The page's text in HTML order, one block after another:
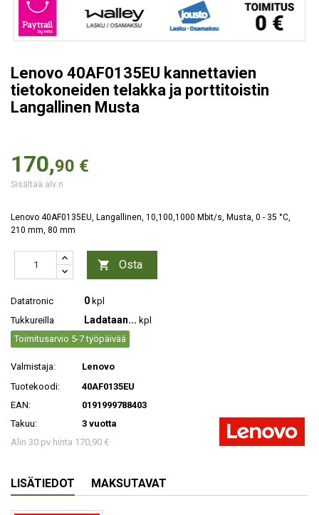
Lenovo 40AF0135EU kannettavien
tietokoneiden telakka ja porttitoistin
Langallinen Musta
170,90 €
Sisältää alv:n
Lenovo 40AF0135EU, Langallinen, 10,100,1000 Mbit/s, Musta, 0 - 35 °C,
210 mm, 80 mm
 Osta
Datatronic 0 kpl
Tukkureilla
Ladataan... kpl
Toimitusarvio 5-7 työpäivää
Valmistaja:
Lenovo
Tuotekoodi:
40AF0135EU
EAN:
0191999788403
Takuu:
3 vuotta
Alin 30 pv hinta 170,90 €
LISÄTIEDOT MAKSUTAVAT